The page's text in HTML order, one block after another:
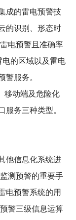
成的雷电预警技
的识别、形态时
电预警且准确率
电的区域以及雷电
警服务。
移动端及危险化
服务三种类型。
他信息化系统进
测预警的重要手
电预警系统的用
警三级信息运算